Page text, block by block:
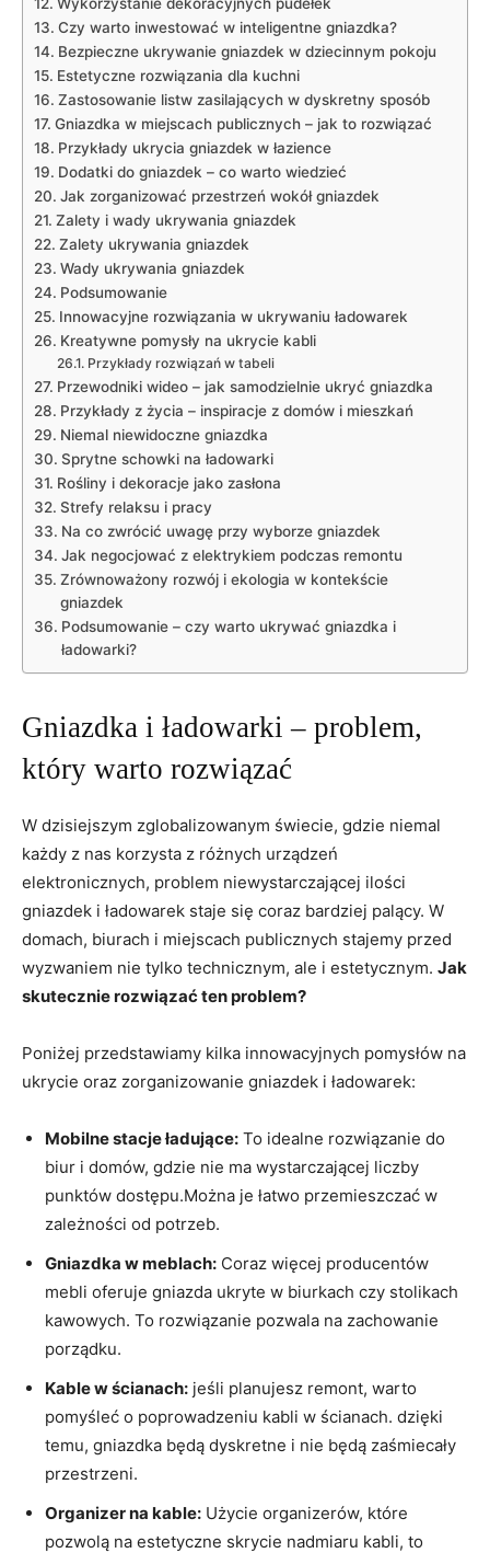
Czy warto inwestować w inteligentne gniazdka?
Bezpieczne ukrywanie ⁢gniazdek w dziecinnym pokoju
Estetyczne⁢ rozwiązania dla ​kuchni
Zastosowanie listw ‍zasilających ‍w dyskretny sposób
Gniazdka w miejscach publicznych – jak to rozwiązać
Przykłady ukrycia gniazdek w łazience
Dodatki do gniazdek – co⁢ warto wiedzieć
Jak zorganizować ​przestrzeń wokół gniazdek
Zalety i wady ukrywania gniazdek
Zalety ukrywania ​gniazdek
Wady ukrywania gniazdek
Podsumowanie
Innowacyjne rozwiązania w ukrywaniu ładowarek
Kreatywne pomysły na ukrycie kabli
Przykłady⁢ rozwiązań w tabeli
Przewodniki wideo – jak samodzielnie ukryć gniazdka
Przykłady⁣ z ‍życia – ‌inspiracje z domów⁣ i⁤ mieszkań
Niemal niewidoczne gniazdka
Sprytne schowki na ładowarki
Rośliny‍ i dekoracje‍ jako zasłona
Strefy‍ relaksu i pracy
Na co zwrócić uwagę przy wyborze⁤ gniazdek
Jak ⁤negocjować z elektrykiem podczas remontu
Zrównoważony rozwój i ekologia w kontekście
gniazdek
Podsumowanie – czy warto ukrywać gniazdka i
ładowarki?
Gniazdka i ładowarki – problem,
który warto‍ rozwiązać
W dzisiejszym zglobalizowanym ⁤świecie, gdzie niemal
⁣każdy z nas korzysta z różnych urządzeń
elektronicznych, problem ​niewystarczającej ilości
⁢gniazdek i ładowarek staje się coraz bardziej palący. W​
domach, ‍biurach ‍i miejscach publicznych stajemy przed
wyzwaniem‌ nie‌ tylko technicznym, ale i estetycznym. Jak
skutecznie rozwiązać ten problem?
Poniżej przedstawiamy‍ kilka innowacyjnych pomysłów na
ukrycie oraz ⁢zorganizowanie gniazdek i ładowarek:
Mobilne stacje ładujące: To‌ idealne ‌rozwiązanie do
biur i domów, ‌gdzie nie ma wystarczającej​ liczby
punktów dostępu.Można ⁤je łatwo przemieszczać w
zależności od potrzeb.
Gniazdka w meblach: Coraz więcej producentów​
mebli oferuje gniazda ukryte w biurkach czy stolikach
kawowych. To ⁤rozwiązanie pozwala na zachowanie
porządku.
Kable⁤ w ścianach: jeśli planujesz remont, warto
⁢pomyśleć o ‍poprowadzeniu kabli w ścianach. dzięki⁣
temu, gniazdka będą​ dyskretne i⁢ nie ‍będą​ zaśmiecały
przestrzeni.
Organizer na kable: Użycie organizerów, które
pozwolą na estetyczne skrycie ‌nadmiaru kabli, to⁤